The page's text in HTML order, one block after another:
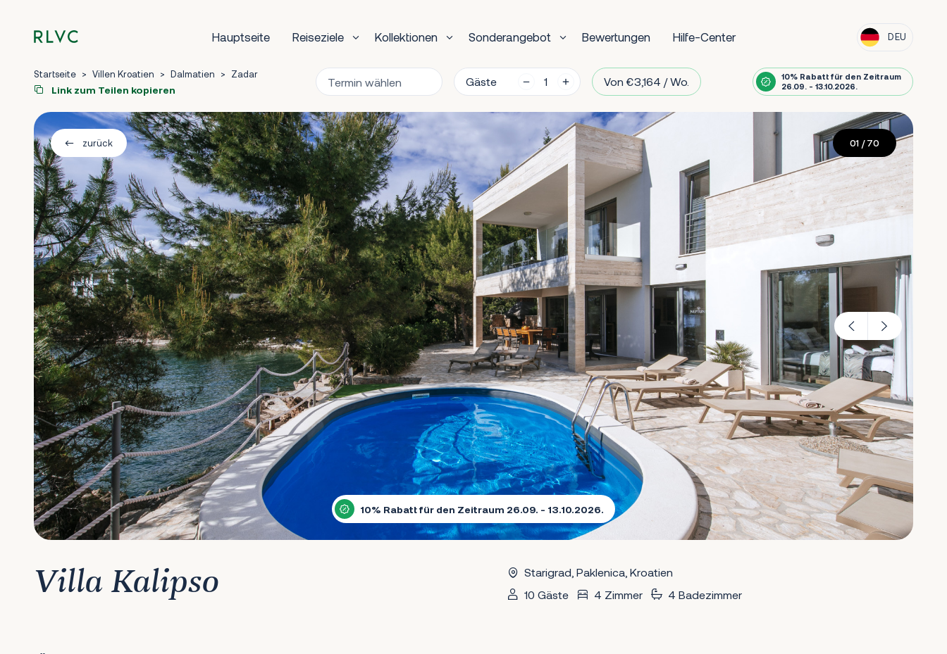
Hauptseite Reiseziele Kollektionen Sonderangebot Bewertungen Hilfe-Center DEU
Startseite > Villen Kroatien > Dalmatien > Zadar
Link zum Teilen kopieren
Gäste Von €3,164 / Wo.
10% Rabatt für den Zeitraum
26.09. - 13.10.2026.
zurück
10% Rabatt für den Zeitraum 26.09. - 13.10.2026.
01 / 70
Villa Kalipso
Starigrad, Paklenica, Kroatien
10 Gäste
4 Zimmer 4 Badezimmer